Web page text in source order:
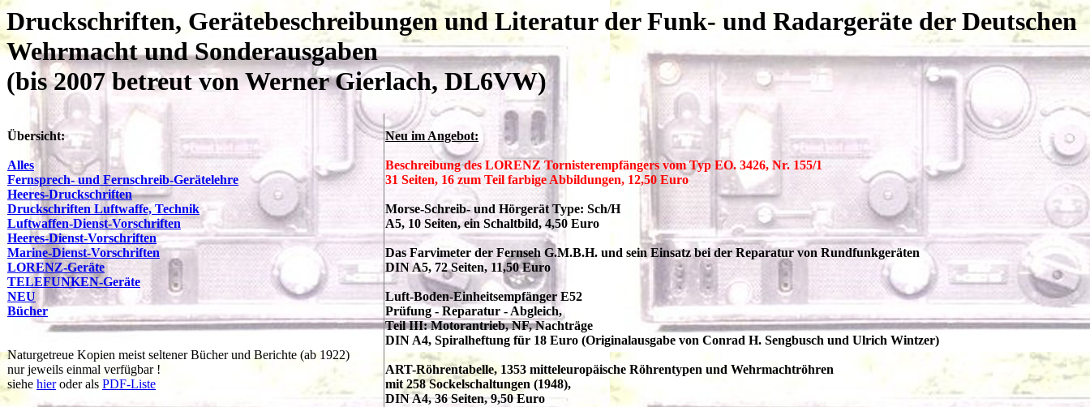
Druckschriften, Gerätebeschreibungen und Literatur der Funk- und Radargeräte der Deutschen
Wehrmacht und Sonderausgaben
(bis 2007 betreut von Werner Gierlach, DL6VW)
Übersicht:
Alles
Fernsprech- und Fernschreib-Gerätelehre
Heeres-Druckschriften
Druckschriften Luftwaffe, Technik
Luftwaffen-Dienst-Vorschriften
Heeres-Dienst-Vorschriften
Marine-Dienst-Vorschriften
LORENZ-Geräte
TELEFUNKEN-Geräte
NEU
Bücher
Naturgetreue Kopien meist seltener Bücher und Berichte (ab 1922)
nur jeweils einmal verfügbar !
siehe hieroder als PDF-Liste
Neu im Angebot:
Beschreibung des LORENZ Tornisterempfängers vom Typ EO. 3426, Nr. 155/1
31 Seiten, 16 zum Teil farbige Abbildungen, 12,50 Euro
Morse-Schreib- und Hörgerät Type: Sch/H
A5, 10 Seiten, ein Schaltbild, 4,50 Euro
Das Farvimeter der Fernseh G.M.B.H. und sein Einsatz bei der Reparatur von Rundfunkgeräten
DIN A5, 72 Seiten, 11,50 Euro
Luft-Boden-Einheitsempfänger E52
Prüfung - Reparatur - Abgleich,
Teil III: Motorantrieb, NF, Nachträge
DIN A4, Spiralheftung für 18 Euro (Originalausgabe von Conrad H. Sengbusch und Ulrich Wintzer)
ART-Röhrentabelle, 1353 mitteleuropäische Röhrentypen und Wehrmachtröhren
mit 258 Sockelschaltungen (1948),
DIN A4, 36 Seiten, 9,50 Euro